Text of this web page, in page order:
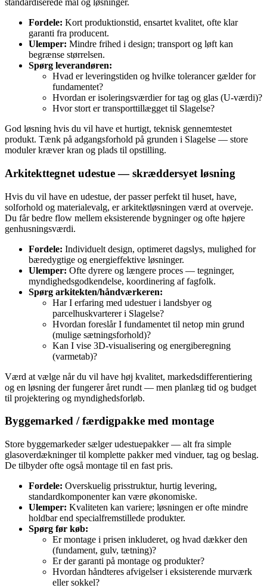
standardiserede mål og løsninger.
Fordele: Kort produktionstid, ensartet kvalitet, ofte klar
garanti fra producent.
Ulemper: Mindre frihed i design; transport og løft kan
begrænse størrelsen.
Spørg leverandøren:
Hvad er leveringstiden og hvilke tolerancer gælder for
fundamentet?
Hvordan er isoleringsværdier for tag og glas (U‑værdi)?
Hvor stort er transporttillægget til Slagelse?
God løsning hvis du vil have et hurtigt, teknisk gennemtestet
produkt. Tænk på adgangsforhold på grunden i Slagelse — store
moduler kræver kran og plads til opstilling.
Arkitekttegnet udestue — skræddersyet løsning
Hvis du vil have en udestue, der passer perfekt til huset, have,
solforhold og materialevalg, er arkitektløsningen værd at overveje.
Du får bedre flow mellem eksisterende bygninger og ofte højere
genhusningsværdi.
Fordele: Individuelt design, optimeret dagslys, mulighed for
bæredygtige og energieffektive løsninger.
Ulemper: Ofte dyrere og længere proces — tegninger,
myndighedsgodkendelse, koordinering af fagfolk.
Spørg arkitekten/håndværkeren:
Har I erfaring med udestuer i landsbyer og
parcelhuskvarterer i Slagelse?
Hvordan foreslår I fundamentet til netop min grund
(mulige sætningsforhold)?
Kan I vise 3D‑visualisering og energiberegning
(varmetab)?
Værd at vælge når du vil have høj kvalitet, markedsdifferentiering
og en løsning der fungerer året rundt — men planlæg tid og budget
til projektering og myndighedsforløb.
Byggemarked / færdigpakke med montage
Store byggemarkeder sælger udestuepakker — alt fra simple
glasoverdækninger til komplette pakker med vinduer, tag og beslag.
De tilbyder ofte også montage til en fast pris.
Fordele: Overskuelig prisstruktur, hurtig levering,
standardkomponenter kan være økonomiske.
Ulemper: Kvaliteten kan variere; løsningen er ofte mindre
holdbar end specialfremstillede produkter.
Spørg før køb:
Er montage i prisen inkluderet, og hvad dækker den
(fundament, gulv, tætning)?
Er der garanti på montage og produkter?
Hvordan håndteres afvigelser i eksisterende murværk
eller sokkel?